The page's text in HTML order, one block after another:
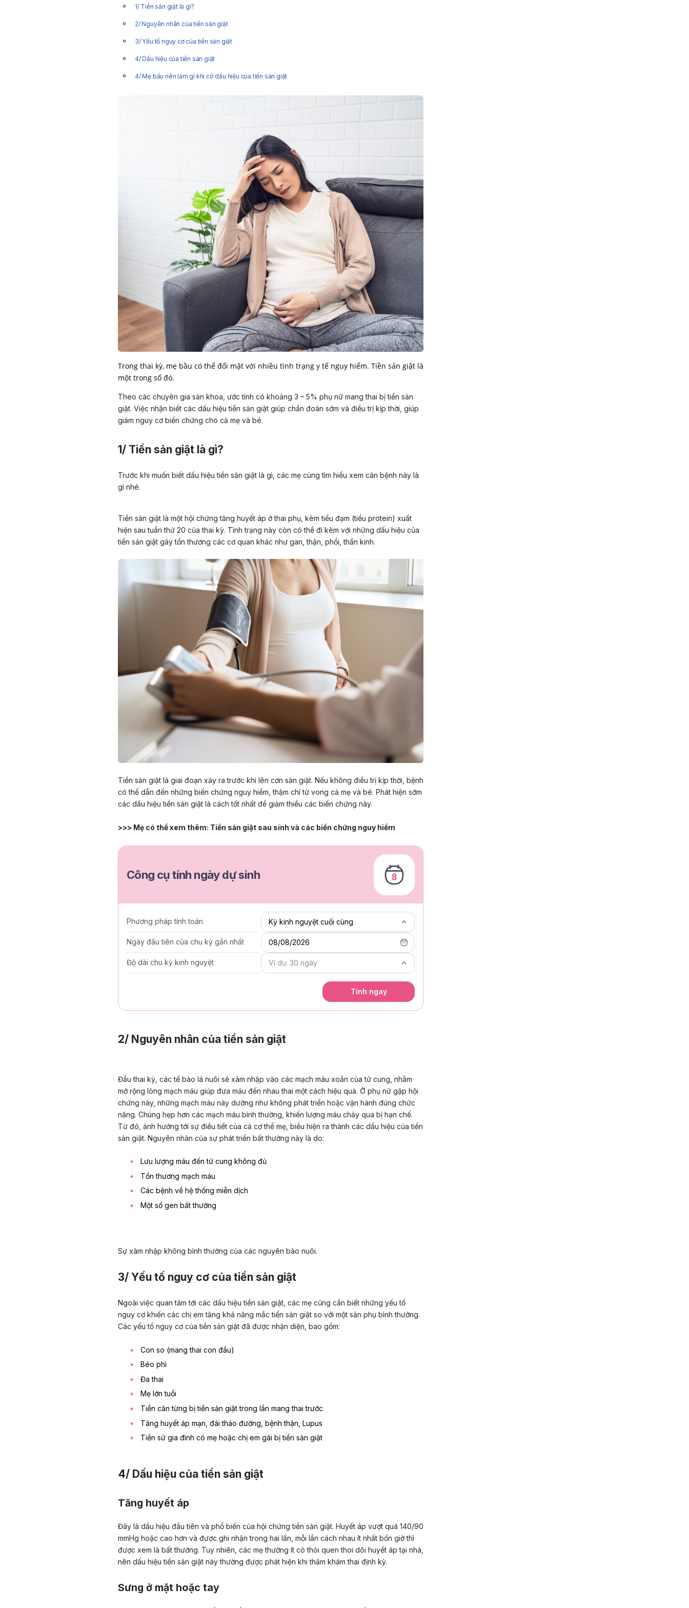
1/ Tiền sản giật là gì?
2/ Nguyên nhân của tiền sản giật
3/ Yếu tố nguy cơ của tiền sản giật
4/ Dấu hiệu của tiền sản giật
4/ Mẹ bầu nên làm gì khi có dấu hiệu của tiền sản giật
Trong thai kỳ, mẹ bầu có thể đối mặt với nhiều tình trạng y tế nguy hiểm. Tiền sản giật là
một trong số đó.
Theo các chuyên gia sản khoa, ước tính có khoảng 3 – 5% phụ nữ mang thai bị tiền sản
giật. Việc nhận biết các dấu hiệu tiền sản giật giúp chẩn đoán sớm và điều trị kịp thời, giúp
giảm nguy cơ biến chứng cho cả mẹ và bé.
1/ Tiền sản giật là gì?
Trước khi muốn biết dấu hiệu tiền sản giật là gì, các mẹ cùng tìm hiểu xem căn bệnh này là
gì nhé.
Tiền sản giật là một hội chứng tăng huyết áp ở thai phụ, kèm tiểu đạm (tiểu protein) xuất
hiện sau tuần thứ 20 của thai kỳ. Tình trạng này còn có thể đi kèm với những dấu hiệu của
tiền sản giật gây tổn thương các cơ quan khác như gan, thận, phổi, thần kinh.
Tiền sản giật là giai đoạn xảy ra trước khi lên cơn sản giật. Nếu không điều trị kịp thời, bệnh
có thể dẫn đến những biến chứng nguy hiểm, thậm chí tử vong cả mẹ và bé. Phát hiện sớm
các dấu hiệu tiền sản giật là cách tốt nhất để giảm thiểu các biến chứng này.
>>> Mẹ có thể xem thêm: Tiền sản giật sau sinh và các biến chứng nguy hiểm
Công cụ tính ngày dự sinh
Phương pháp tính toán
Ngày đầu tiên của chu kỳ gần nhất 08/08/2026
Độ dài chu kỳ kinh nguyệt
Tính ngay
2/ Nguyên nhân của tiền sản giật
Đầu thai kỳ, các tế bào lá nuôi sẽ xâm nhập vào các mạch máu xoắn của tử cung, nhằm
mở rộng lòng mạch máu giúp đưa máu đến nhau thai một cách hiệu quả. Ở phụ nữ gặp hội
chứng này, những mạch máu này dường như không phát triển hoặc vận hành đúng chức
năng. Chúng hẹp hơn các mạch máu bình thường, khiến lượng máu chảy qua bị hạn chế.
Từ đó, ảnh hưởng tới sự điều tiết của cả cơ thể mẹ, biểu hiện ra thành các dấu hiệu của tiền
sản giật. Nguyên nhân của sự phát triển bất thường này là do:
Lưu lượng máu đến tử cung không đủ
Tổn thương mạch máu
Các bệnh về hệ thống miễn dịch
Một số gen bất thường
Sự xâm nhập không bình thường của các nguyên bào nuôi.
3/ Yếu tố nguy cơ của tiền sản giật
Ngoài việc quan tâm tới các dấu hiệu tiền sản giật, các mẹ cũng cần biết những yếu tố
nguy cơ khiến các chị em tăng khả năng mắc tiền sản giật so với một sản phụ bình thường.
Các yếu tố nguy cơ của tiền sản giật đã được nhận diện, bao gồm:
Con so (mang thai con đầu)
Béo phì
Đa thai
Mẹ lớn tuổi
Tiền căn từng bị tiền sản giật trong lần mang thai trước
Tăng huyết áp mạn, đái tháo đường, bệnh thận, Lupus
Tiền sử gia đình có mẹ hoặc chị em gái bị tiền sản giật
4/ Dấu hiệu của tiền sản giật
Tăng huyết áp
Đây là dấu hiệu đầu tiên và phổ biến của hội chứng tiền sản giật. Huyết áp vượt quá 140/90
mmHg hoặc cao hơn và được ghi nhận trong hai lần, mỗi lần cách nhau ít nhất bốn giờ thì
được xem là bất thường. Tuy nhiên, các mẹ thường ít có thói quen thoi dõi huyết áp tại nhà,
nên dấu hiệu tiền sản giật này thường được phát hiện khi thăm khám thai định kỳ.
Sưng ở mặt hoặc tay